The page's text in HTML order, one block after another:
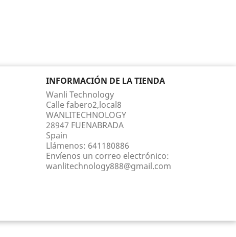
INFORMACIÓN DE LA TIENDA
Wanli Technology
Calle fabero2,local8
WANLITECHNOLOGY
28947 FUENABRADA
Spain
Llámenos: 641180886
Envíenos un correo electrónico:
wanlitechnology888@gmail.com